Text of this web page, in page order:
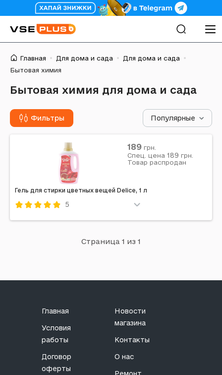
Главная Для дома и сада
Для дома и сада
Бытовая химия
Бытовая химия для дома и сада
Фильтры Популярные
Гель для стирки цветных вещей Delice, 1 л
5
Примечание: Вид стирки: Универсальная стирка |
189 грн.
Спец. цена 189 грн.
Товар распродан
Страница 1 из 1
Главная
Условия
работы
Договор
оферты
Новости
магазина
Контакты
О нас